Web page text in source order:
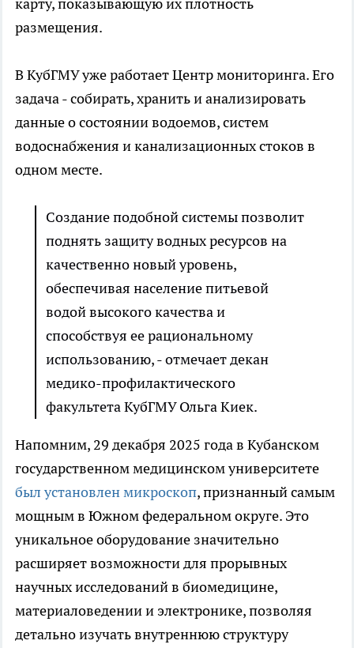
карту, показывающую их плотность
размещения.
В КубГМУ уже работает Центр мониторинга. Его
задача - собирать, хранить и анализировать
данные о состоянии водоемов, систем
водоснабжения и канализационных стоков в
одном месте.
Создание подобной системы позволит
поднять защиту водных ресурсов на
качественно новый уровень,
обеспечивая население питьевой
водой высокого качества и
способствуя ее рациональному
использованию, - отмечает декан
медико-профилактического
факультета КубГМУ Ольга Киек.
Напомним, 29 декабря 2025 года в Кубанском
государственном медицинском университете
был установлен микроскоп, признанный самым
мощным в Южном федеральном округе. Это
уникальное оборудование значительно
расширяет возможности для прорывных
научных исследований в биомедицине,
материаловедении и электронике, позволяя
детально изучать внутреннюю структуру